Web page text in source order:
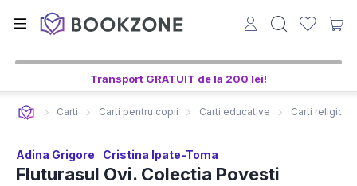
Transport GRATUIT de la 200 lei!
Carti Carti pentru copii Carti educative Carti
Adina Grigore Cristina Ipate-Toma
Fluturasul Ovi. Colectia Povesti